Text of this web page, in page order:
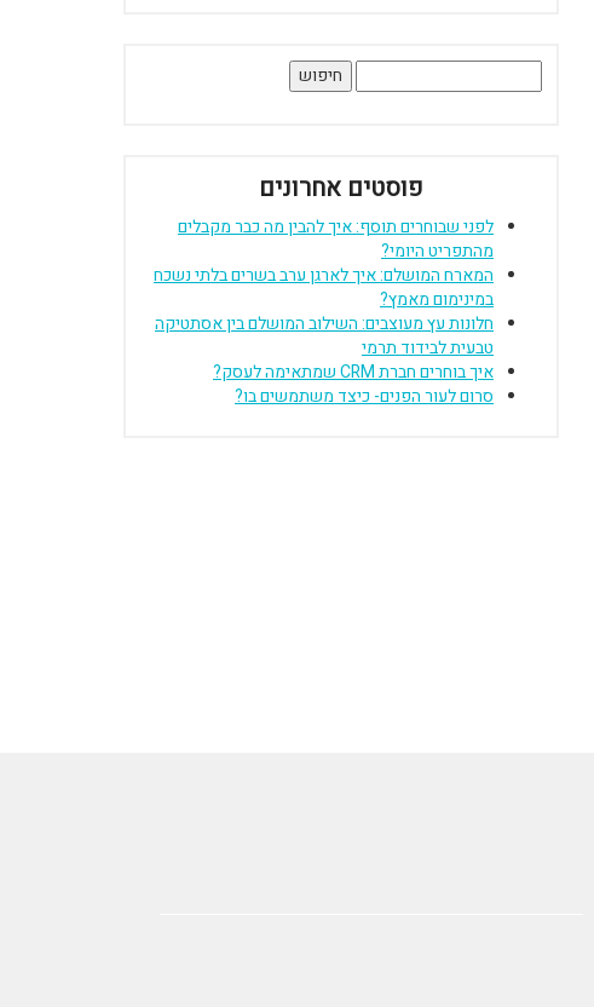
פוסטים אחרונים
לפני שבוחרים תוסף: איך להבין מה כבר מקבלים
מהתפריט היומי?
המארח המושלם: איך לארגן ערב בשרים בלתי נשכח
במינימום מאמץ?
חלונות עץ מעוצבים: השילוב המושלם בין אסתטיקה
טבעית לבידוד תרמי
איך בוחרים חברת CRM שמתאימה לעסק?
סרום לעור הפנים- כיצד משתמשים בו?